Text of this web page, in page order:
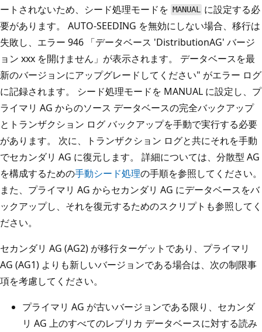
ートされないため、シード処理モードを MANUAL に設定する必
要があります。 AUTO-SEEDING を無効にしない場合、移行は
失敗し、エラー 946 「データベース 'DistributionAG' バージ
ョン xxx を開けません」が表示されます。 データベースを最
新のバージョンにアップグレードしてください" がエラー ログ
に記録されます。 シード処理モードを MANUAL に設定し、プ
ライマリ AG からのソース データベースの完全バックアップ
とトランザクション ログ バックアップを手動で実行する必要
があります。 次に、トランザクション ログと共にそれを手動
でセカンダリ AG に復元します。 詳細については、分散型 AG
を構成するための手動シード処理の手順を参照してください。
また、プライマリ AG からセカンダリ AG にデータベースをバ
ックアップし、それを復元するためのスクリプトも参照してく
ださい。
セカンダリ AG (AG2) が移行ターゲットであり、プライマリ
AG (AG1) よりも新しいバージョンである場合は、次の制限事
項を考慮してください。
プライマリ AG が古いバージョンである限り、セカンダ
リ AG 上のすべてのレプリカ データベースに対する読み